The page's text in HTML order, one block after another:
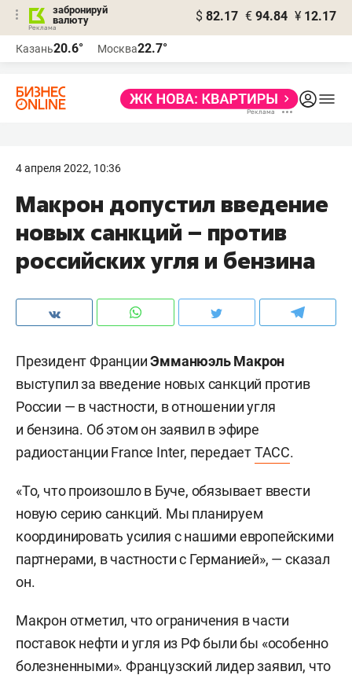
забронируй
валюту
$ 82.17 € 94.84 ¥ 12.17
Казань20.6° Москва22.7°
4 апреля 2022, 10:36
Макрон допустил введение
новых санкций – против
российских угля и бензина
Президент ФранцииЭмманюэльМакрон
выступил за введение новых санкций против
России — в частности, в отношении угля
и бензина. Об этом он заявил в эфире
радиостанции France Inter, передаетТАСС.
«То, что произошло в Буче, обязывает ввести
новую серию санкций. Мы планируем
координировать усилия с нашими европейскими
партнерами, в частности с Германией», — сказал
он.
Макрон отметил, что ограничения в части
поставок нефти и угля из РФ были бы «особенно
болезненными». Французский лидер заявил, что